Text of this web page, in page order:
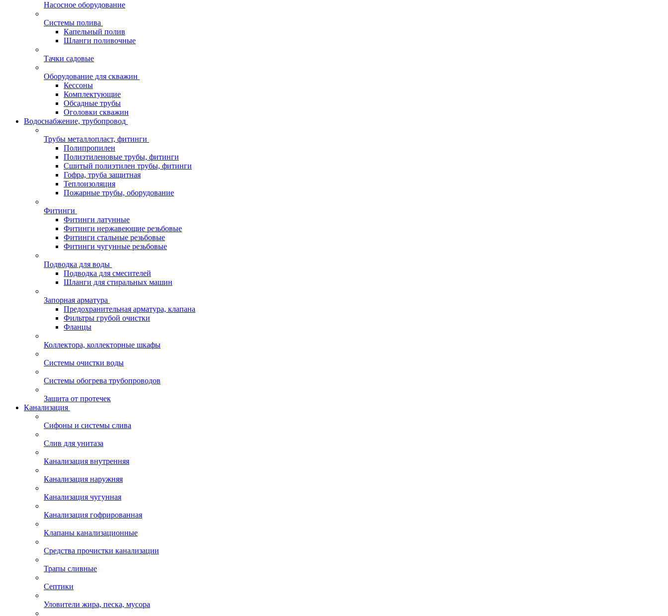
Насосное оборудование
Системы полива
Капельный полив
Шланги поливочные
Тачки садовые
Оборудование для скважин
Кессоны
Комплектующие
Обсадные трубы
Оголовки скважин
Водоснабжение, трубопровод
Трубы металлопласт, фитинги
Полипропилен
Полиэтиленовые трубы, фитинги
Сшитый полиэтилен трубы, фитинги
Гофра, труба защитная
Теплоизоляция
Пожарные трубы, оборудование
Фитинги
Фитинги латунные
Фитинги нержавеющие резьбовые
Фитинги стальные резьбовые
Фитинги чугунные резьбовые
Подводка для воды
Подводка для смесителей
Шланги для стиральных машин
Запорная арматура
Предохранительная арматура, клапана
Фильтры грубой очистки
Фланцы
Коллектора, коллекторные шкафы
Системы очистки воды
Системы обогрева трубопроводов
Защита от протечек
Канализация
Сифоны и системы слива
Слив для унитаза
Канализация внутренняя
Канализация наружняя
Канализация чугунная
Канализация гофрированная
Клапаны канализационные
Средства прочистки канализации
Трапы сливные
Септики
Уловители жира, песка, мусора